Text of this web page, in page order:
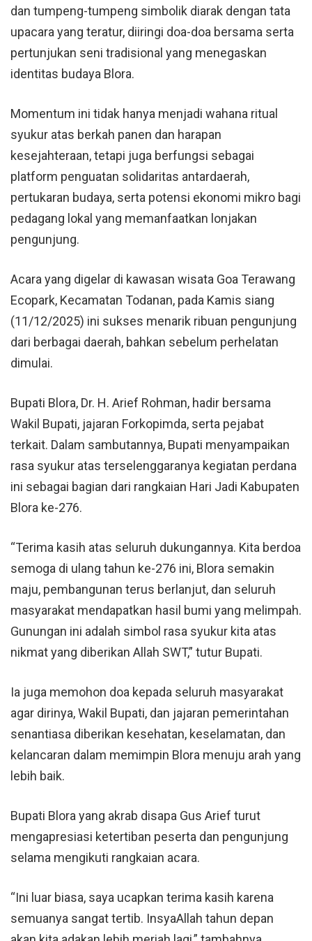
dan tumpeng-tumpeng simbolik diarak dengan tata
upacara yang teratur, diiringi doa-doa bersama serta
pertunjukan seni tradisional yang menegaskan
identitas budaya Blora.
Momentum ini tidak hanya menjadi wahana ritual
syukur atas berkah panen dan harapan
kesejahteraan, tetapi juga berfungsi sebagai
platform penguatan solidaritas antardaerah,
pertukaran budaya, serta potensi ekonomi mikro bagi
pedagang lokal yang memanfaatkan lonjakan
pengunjung.
Acara yang digelar di kawasan wisata Goa Terawang
Ecopark, Kecamatan Todanan, pada Kamis siang
(11/12/2025) ini sukses menarik ribuan pengunjung
dari berbagai daerah, bahkan sebelum perhelatan
dimulai.
Bupati Blora, Dr. H. Arief Rohman, hadir bersama
Wakil Bupati, jajaran Forkopimda, serta pejabat
terkait. Dalam sambutannya, Bupati menyampaikan
rasa syukur atas terselenggaranya kegiatan perdana
ini sebagai bagian dari rangkaian Hari Jadi Kabupaten
Blora ke-276.
“Terima kasih atas seluruh dukungannya. Kita berdoa
semoga di ulang tahun ke-276 ini, Blora semakin
maju, pembangunan terus berlanjut, dan seluruh
masyarakat mendapatkan hasil bumi yang melimpah.
Gunungan ini adalah simbol rasa syukur kita atas
nikmat yang diberikan Allah SWT,” tutur Bupati.
Ia juga memohon doa kepada seluruh masyarakat
agar dirinya, Wakil Bupati, dan jajaran pemerintahan
senantiasa diberikan kesehatan, keselamatan, dan
kelancaran dalam memimpin Blora menuju arah yang
lebih baik.
Bupati Blora yang akrab disapa Gus Arief turut
mengapresiasi ketertiban peserta dan pengunjung
selama mengikuti rangkaian acara.
“Ini luar biasa, saya ucapkan terima kasih karena
semuanya sangat tertib. InsyaAllah tahun depan